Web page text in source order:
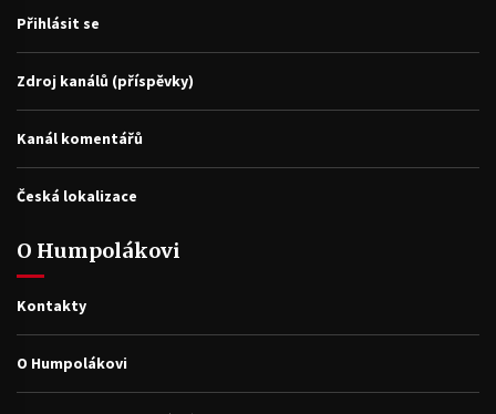
Přihlásit se
Zdroj kanálů (příspěvky)
Kanál komentářů
Česká lokalizace
O Humpolákovi
Kontakty
O Humpolákovi